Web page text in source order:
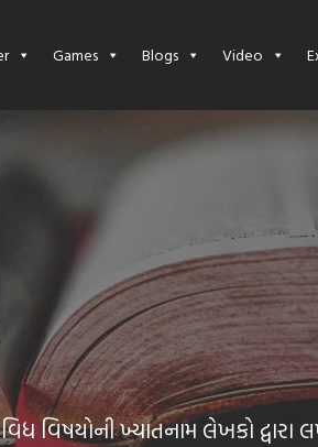
Games Blogs Video
વગેરે જેવા અનેક વિષયોના